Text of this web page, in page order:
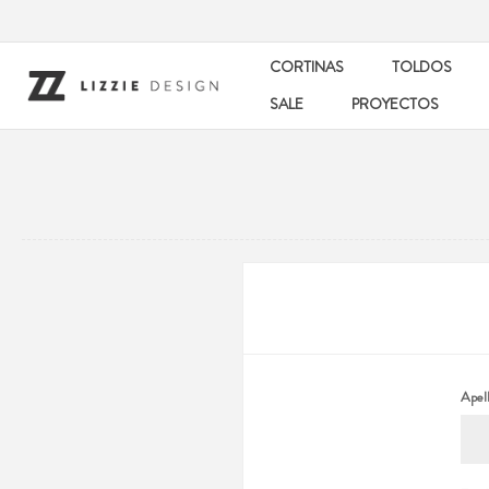
CORTINAS TOLDOS
SALE
PROYECTOS